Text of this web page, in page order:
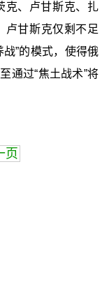
克、卢甘斯克、扎
卢甘斯克仅剩不足
战”的模式，使得俄
通过“焦土战术”将
页